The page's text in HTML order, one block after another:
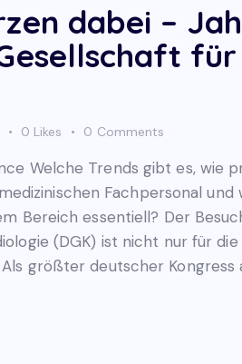
dabei –
für
0 Likes 0 Comments
Welche Trends gibt es, wie
Fachpersonal und
Bereich essentiell? Der
(DGK) ist nicht nur für
größter deutscher Kongress